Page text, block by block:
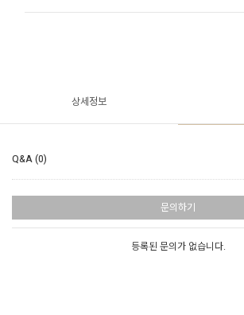
상세정보
Q&A (0)
문의하기
등록된 문의가 없습니다.